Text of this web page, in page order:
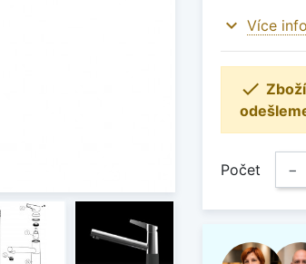
expand_more Více

Počet −